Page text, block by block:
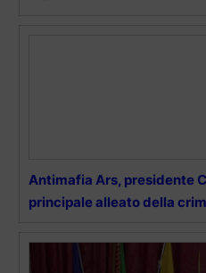
Antimafia Ars, presidente
principale alleato della